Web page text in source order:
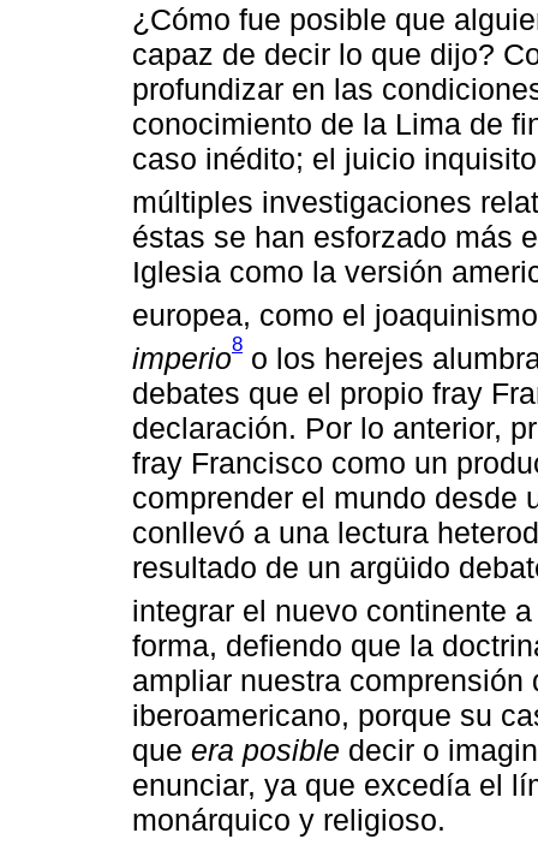
¿Cómo fue posible que
capaz de decir lo que dijo?
profundizar en las
conocimiento de la Lima de
caso inédito; el juicio
múltiples investigaciones
éstas se han esforzado más
Iglesia como la versión
europea, como el
imperio8 o los herejes
debates que el propio fray
declaración. Por lo anterior,
fray Francisco como un
comprender el mundo desde
conllevó a una lectura
resultado de un argüido
integrar el nuevo continente
forma, defiendo que la
ampliar nuestra
iberoamericano, porque su
que era posible decir o
enunciar, ya que excedía el
monárquico y religioso.